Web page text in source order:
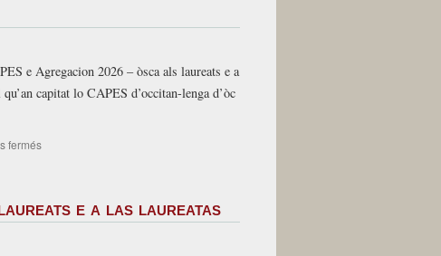
e Agregacion 2026 – òsca als laureats e a
capitat lo CAPES d’occitan-lenga d’òc
ferméssur
–
La
e a las laureatas